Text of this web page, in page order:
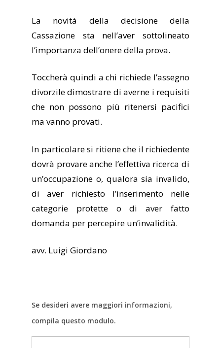
La novità della decisione della
Cassazione sta nell’aver sottolineato
l’importanza dell’onere della prova.
Toccherà quindi a chi richiede l’assegno
divorzile dimostrare di averne i requisiti
che non possono più ritenersi pacifici
ma vanno provati.
In particolare si ritiene che il richiedente
dovrà provare anche l’effettiva ricerca di
un’occupazione o, qualora sia invalido,
di aver richiesto l’inserimento nelle
categorie protette o di aver fatto
domanda per percepire un’invalidità.
avv. Luigi Giordano
Se desideri avere maggiori informazioni,
compila questo modulo.